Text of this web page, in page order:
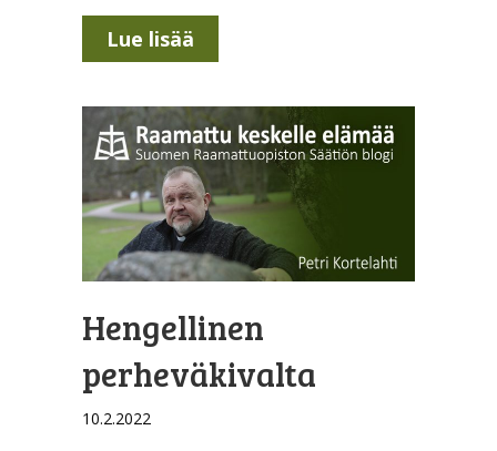
Lue lisää
Hengellinen
perheväkivalta
10.2.2022